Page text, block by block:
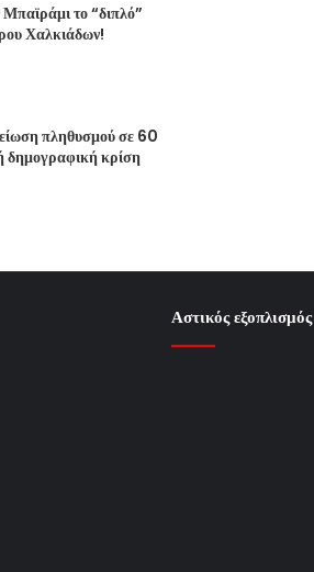
το “διπλό”
Χαλκιάδων!
πληθυσμού σε 60
δημογραφική κρίση
Αστικός εξοπλισμός